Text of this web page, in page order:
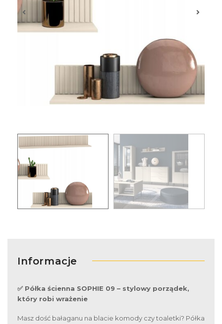
Informacje
✅ Półka ścienna SOPHIE 09 – stylowy porządek,
który robi wrażenie
Masz dość bałaganu na blacie komody czy toaletki? Półka